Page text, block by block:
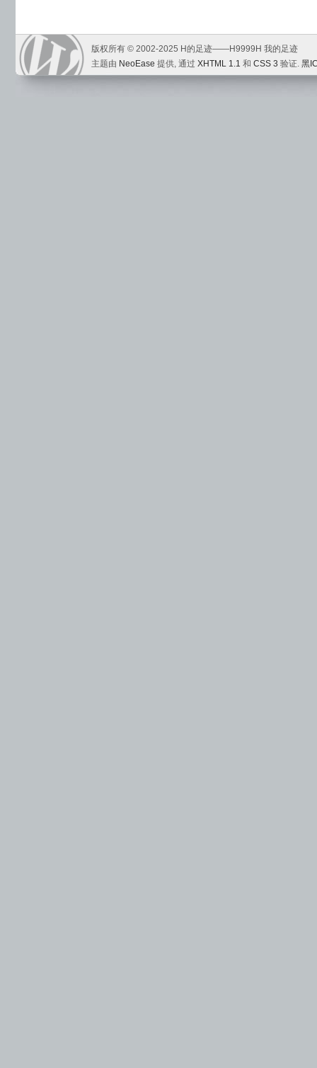
版权所有 © 2002-2025 H的足迹——H9999H 我的足迹
主题由 NeoEase 提供, 通过 XHTML 1.1 和 CSS 3 验证. 黑